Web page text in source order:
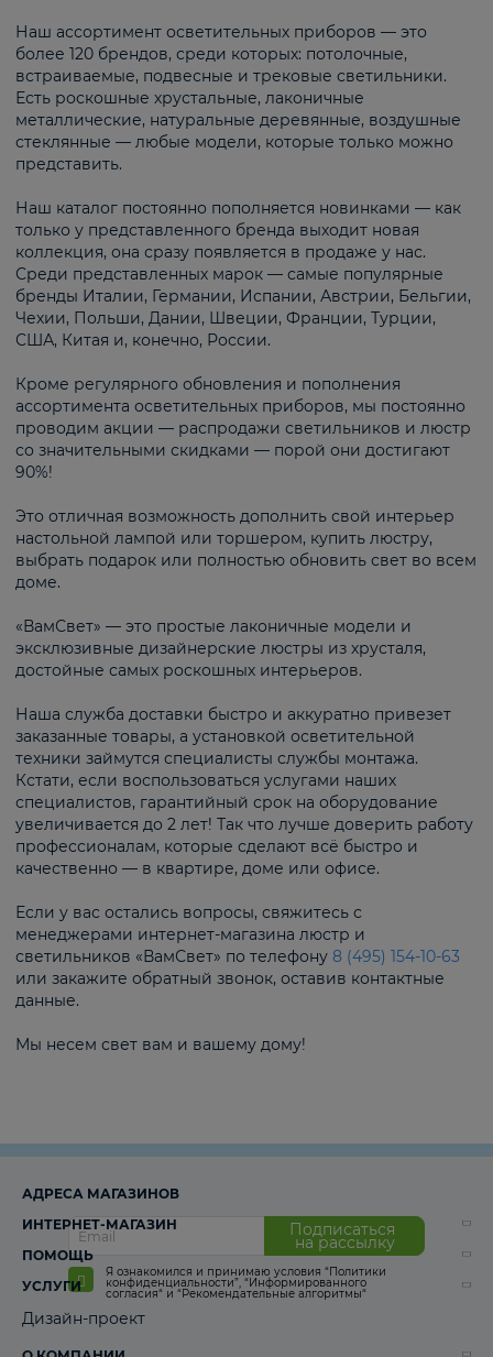
Наш ассортимент осветительных приборов — это
более 120 брендов, среди которых: потолочные,
встраиваемые, подвесные и трековые светильники.
Есть роскошные хрустальные, лаконичные
металлические, натуральные деревянные, воздушные
стеклянные — любые модели, которые только можно
представить.
Наш каталог постоянно пополняется новинками — как
только у представленного бренда выходит новая
коллекция, она сразу появляется в продаже у нас.
Среди представленных марок — самые популярные
бренды Италии, Германии, Испании, Австрии, Бельгии,
Чехии, Польши, Дании, Швеции, Франции, Турции,
США, Китая и, конечно, России.
Кроме регулярного обновления и пополнения
ассортимента осветительных приборов, мы постоянно
проводим акции — распродажи светильников и люстр
со значительными скидками — порой они достигают
90%!
Это отличная возможность дополнить свой интерьер
настольной лампой или торшером, купить люстру,
выбрать подарок или полностью обновить свет во всем
доме.
«ВамСвет» — это простые лаконичные модели и
эксклюзивные дизайнерские люстры из хрусталя,
достойные самых роскошных интерьеров.
Наша служба доставки быстро и аккуратно привезет
заказанные товары, а установкой осветительной
техники займутся специалисты службы монтажа.
Кстати, если воспользоваться услугами наших
специалистов, гарантийный срок на оборудование
увеличивается до 2 лет! Так что лучше доверить работу
профессионалам, которые сделают всё быстро и
качественно — в квартире, доме или офисе.
Если у вас остались вопросы, свяжитесь с
менеджерами интернет-магазина люстр и
светильников «ВамСвет» по телефону 8 (495) 154-10-63
или закажите обратный звонок, оставив контактные
данные.
Мы несем свет вам и вашему дому!
Подписаться
на рассылку
Я ознакомился и принимаю условия “Политики
конфиденциальности”, “Информированного
согласия“ и “Рекомендательные алгоритмы“
АДРЕСА МАГАЗИНОВ
ИНТЕРНЕТ-МАГАЗИН
ПОМОЩЬ
УСЛУГИ
Дизайн-проект